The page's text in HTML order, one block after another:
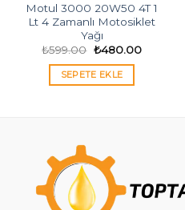
Motul 3000 20W50 4T 1
Lt 4 Zamanlı Motosiklet
Yağı
₺599.00 Orijinal
₺599.00.
₺480.00Şu
SEPETE EKLE